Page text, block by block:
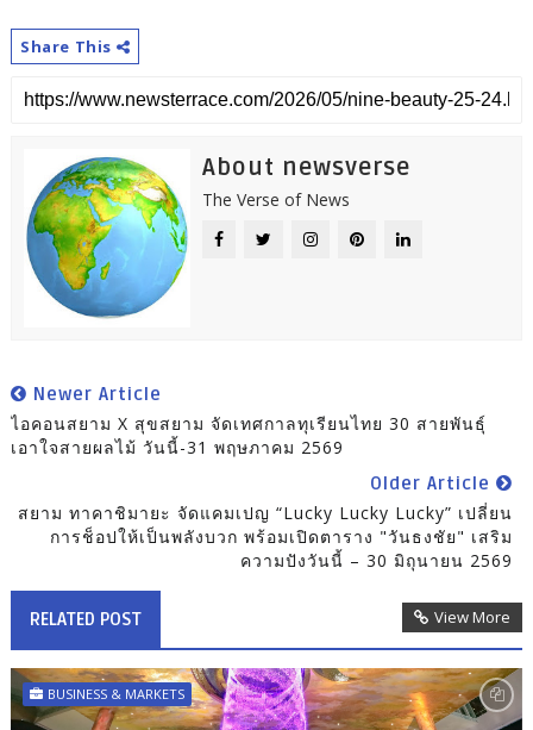
Share This
About newsverse
The Verse of News
Newer Article
ไอคอนสยาม X สุขสยาม จัดเทศกาลทุเรียนไทย 30 สายพันธุ์
เอาใจสายผลไม้ วันนี้-31 พฤษภาคม 2569
Older Article
สยาม ทาคาชิมายะ จัดแคมเปญ “Lucky Lucky Lucky” เปลี่ยน
การช็อปให้เป็นพลังบวก พร้อมเปิดตาราง "วันธงชัย" เสริม
ความปังวันนี้ – 30 มิถุนายน 2569
RELATED POST View More
BUSINESS & MARKETS